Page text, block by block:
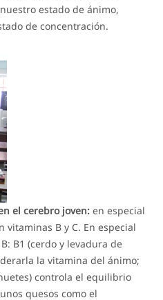
estado de ánimo,
de concentración.
el cerebro joven: en especial
vitaminas B y C. En especial
B1 (cerdo y levadura de
la vitamina del ánimo;
controla el equilibrio
quesos como el